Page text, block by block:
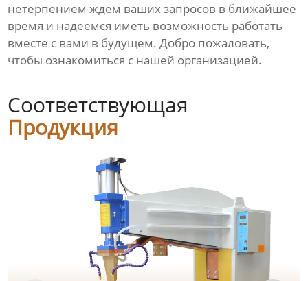
нетерпением ждем ваших запросов в ближайшее
время и надеемся иметь возможность работать
вместе с вами в будущем. Добро пожаловать,
чтобы ознакомиться с нашей организацией.
Соответствующая
Продукция